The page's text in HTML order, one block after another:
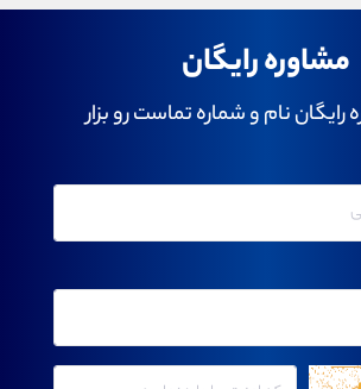
مشاوره رایگان
رایگان نام و شماره تماست رو بزار